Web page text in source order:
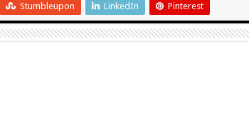
Stumbleupon LinkedIn Pinterest